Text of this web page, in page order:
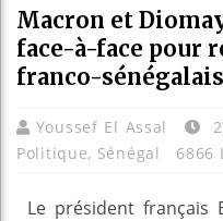
Macron et
face-à-face pour
franco-
Youssef El Assal
Politique, Sénégal 6866
Le président français